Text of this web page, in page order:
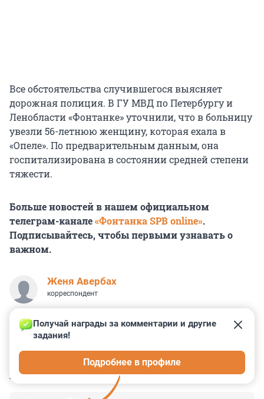
Все обстоятельства случившегося выясняет
дорожная полиция. В ГУ МВД по Петербургу и
Ленобласти «Фонтанке» уточнили, что в больницу
увезли 56-летнюю женщину, которая ехала в
«Опеле». По предварительным данным, она
госпитализирована в состоянии средней степени
тяжести.
Больше новостей в нашем официальном
телеграм-канале«Фонтанка SPB online».
Подписывайтесь, чтобы первыми узнавать о
важном.
Женя Авербах
корреспондент
КОММЕНТАРИИ 5
Получай награды за комментарии и другие
задания!
Подробнее в профиле